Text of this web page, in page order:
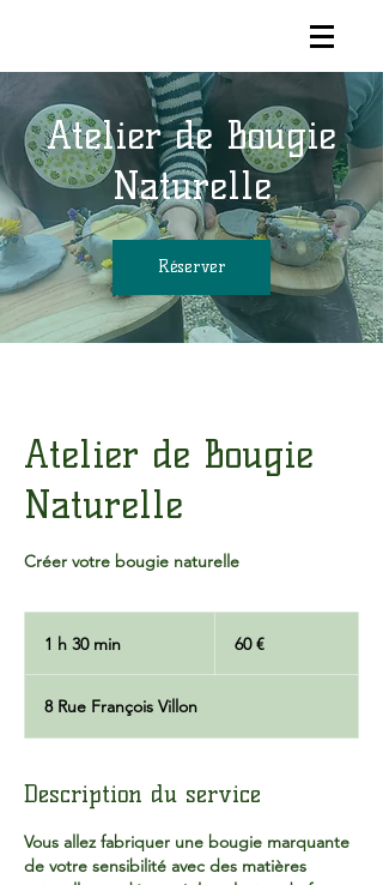
Atelier de Bougie
Naturelle
Réserver
Atelier de Bougie
Naturelle
Créer votre bougie naturelle
1 h 30 min
m
i
60 €
8 Rue François Villon
Description du service
Vous allez fabriquer une bougie marquante
de votre sensibilité avec des matières